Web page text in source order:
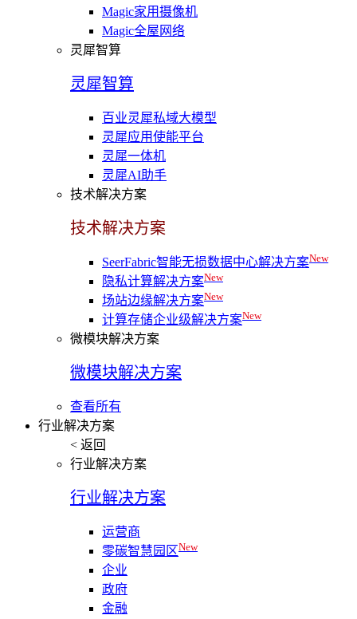
Magic家用摄像机
Magic全屋网络
灵犀智算
灵犀智算
百业灵犀私域大模型
灵犀应用使能平台
灵犀一体机
灵犀AI助手
技术解决方案
技术解决方案
SeerFabric智能无损数据中心解决方案New
隐私计算解决方案New
场站边缘解决方案New
计算存储企业级解决方案New
微模块解决方案
微模块解决方案
查看所有
行业解决方案
< 返回
行业解决方案
行业解决方案
运营商
零碳智慧园区New
企业
政府
金融